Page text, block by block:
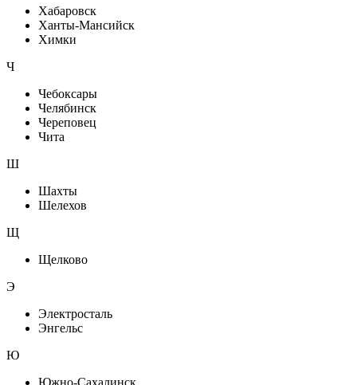
Хабаровск
Ханты-Мансийск
Химки
Ч
Чебоксары
Челябинск
Череповец
Чита
Ш
Шахты
Шелехов
Щ
Щелково
Э
Электросталь
Энгельс
Ю
Южно-Сахалинск